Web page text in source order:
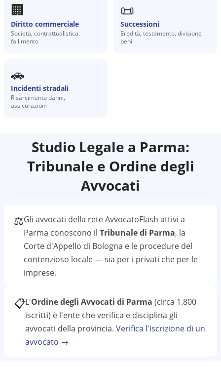
🏢
Diritto commerciale
Società, contrattualistica,
fallimento
📜
Successioni
Eredità, testamento, divisione
beni
🚗
Incidenti stradali
Risarcimento danni,
assicurazioni
Studio Legale a Parma:
Tribunale e Ordine degli
Avvocati
⚖️Gli avvocati della rete AvvocatoFlash attivi a
Parma conoscono il Tribunale di Parma, la
Corte d'Appello di Bologna e le procedure del
contenzioso locale — sia per i privati che per le
imprese.
📋L'Ordine degli Avvocati di Parma (circa 1.800
iscritti) è l'ente che verifica e disciplina gli
avvocati della provincia. Verifica l'iscrizione di un
avvocato →